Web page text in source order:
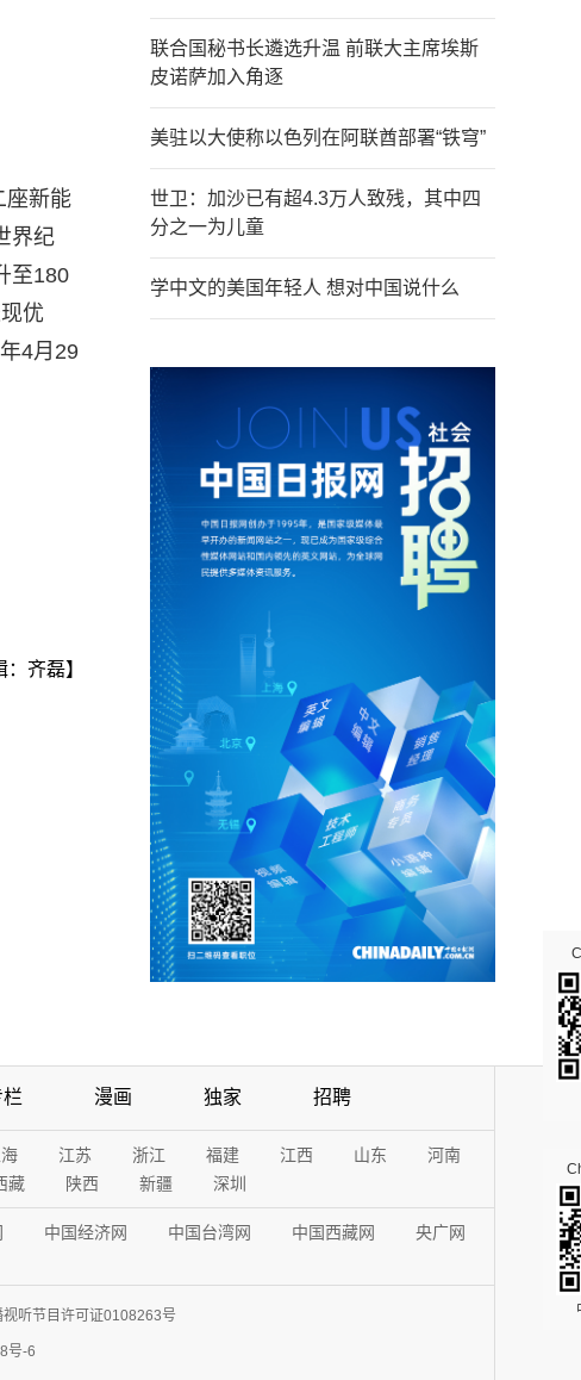
座新能
界纪
至180
优
4月29
：齐磊】
联合国秘书长遴选升温 前联大主席埃斯
皮诺萨加入角逐
美驻以大使称以色列在阿联酋部署“铁穹”
世卫：加沙已有超4.3万人致残，其中四
分之一为儿童
学中文的美国年轻人 想对中国说什么
漫画 独家 招聘
海 江苏 浙江 福建 江西 山东
河南
藏 陕西 新疆 深圳
中国经济网 中国台湾网 中国西藏网
央广网
听节目许可证0108263号
号-6